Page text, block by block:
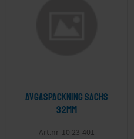
Avgaspackning Sachs
32mm
10-23-401